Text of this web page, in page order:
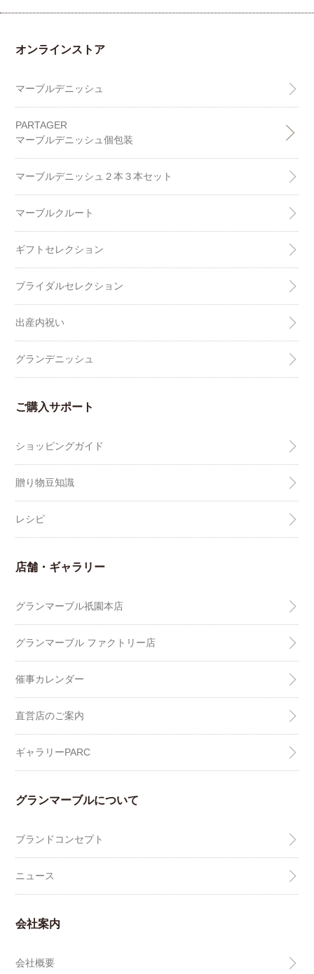
オンラインストア
マーブルデニッシュ
PARTAGER
マーブルデニッシュ個包装
マーブルデニッシュ２本３本セット
マーブルクルート
ギフトセレクション
ブライダルセレクション
出産内祝い
グランデニッシュ
ご購入サポート
ショッピングガイド
贈り物豆知識
レシピ
店舗・ギャラリー
グランマーブル祇園本店
グランマーブル ファクトリー店
催事カレンダー
直営店のご案内
ギャラリーPARC
グランマーブルについて
ブランドコンセプト
ニュース
会社案内
会社概要